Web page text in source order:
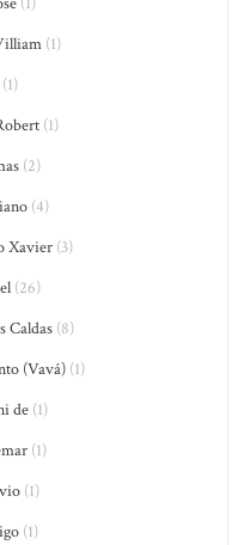
(1)
(1)
(1)
(2)
(4)
Xavier(3)
(26)
Caldas (8)
(Vavá) (1)
de (1)
(1)
(1)
(1)